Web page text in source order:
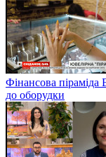
Фінансова
до оборудки